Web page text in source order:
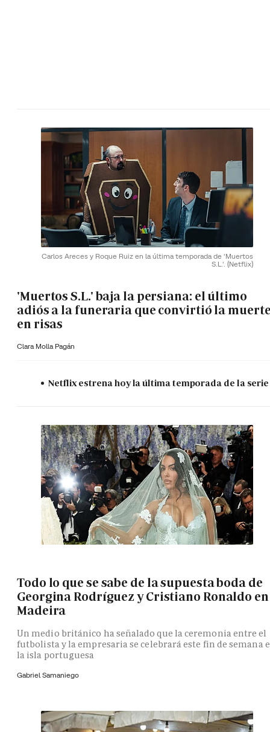
Carlos Areces y Roque Ruiz en la última temporada de 'Muertos
S.L.'. (Netflix)
'Muertos S.L.' baja la persiana: el último
adiós a la funeraria que convirtió la
en risas
Clara Molla Pagán
Netflix estrena hoy la última temporada de la serie
Todo lo que se sabe de la supuesta boda de
Georgina Rodríguez y Cristiano Ronaldo en
Madeira
Un medio británico ha señalado que la ceremonia entre el
futbolista y la empresaria se celebrará este fin de semana
la isla portuguesa
Gabriel Samaniego